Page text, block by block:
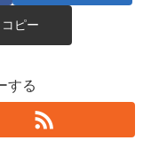
コピー
する